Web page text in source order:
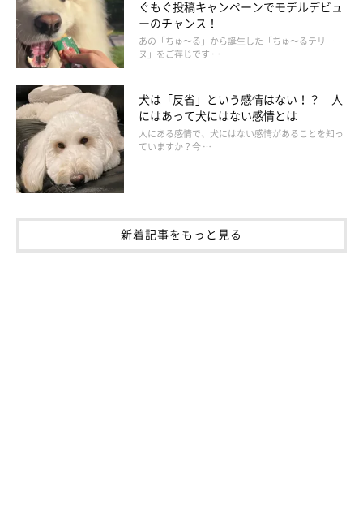
ぐもぐ投稿キャンペーンでモデルデビュ
ーのチャンス！
あの「ちゅ～る」から誕生した「ちゅ～るテリー
ヌ」をご存じです …
犬は「反省」という感情はない！？ 人
にはあって犬にはない感情とは
人にある感情で、犬にはない感情があることを知っ
ていますか？今 …
新着記事をもっと見る